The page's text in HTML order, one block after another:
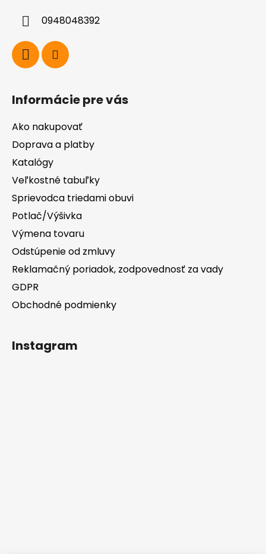
0948048392
Informácie pre vás
Ako nakupovať
Doprava a platby
Katalógy
Veľkostné tabuľky
Sprievodca triedami obuvi
Potlač/Výšivka
Výmena tovaru
Odstúpenie od zmluvy
Reklamačný poriadok, zodpovednosť za vady
GDPR
Obchodné podmienky
Instagram